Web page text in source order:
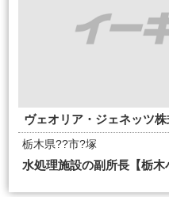
ヴェオリア・ジェネッツ
栃木県??市?塚
水処理施設の副所長【栃木